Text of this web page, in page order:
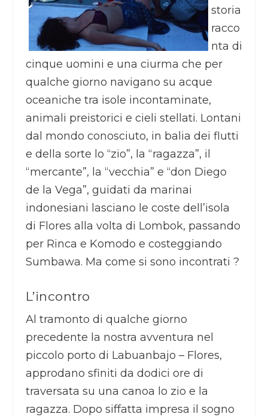
storia
racco
nta di
cinque uomini e una ciurma che per
qualche giorno navigano su acque
oceaniche tra isole incontaminate,
animali preistorici e cieli stellati. Lontani
dal mondo conosciuto, in balia dei flutti
e della sorte lo “zio”, la “ragazza”, il
“mercante”, la “vecchia” e “don Diego
de la Vega”, guidati da marinai
indonesiani lasciano le coste dell’isola
di Flores alla volta di Lombok, passando
per Rinca e Komodo e costeggiando
Sumbawa. Ma come si sono incontrati ?
L’incontro
Al tramonto di qualche giorno
precedente la nostra avventura nel
piccolo porto di Labuanbajo – Flores,
approdano sfiniti da dodici ore di
traversata su una canoa lo zio e la
ragazza. Dopo siffatta impresa il sogno